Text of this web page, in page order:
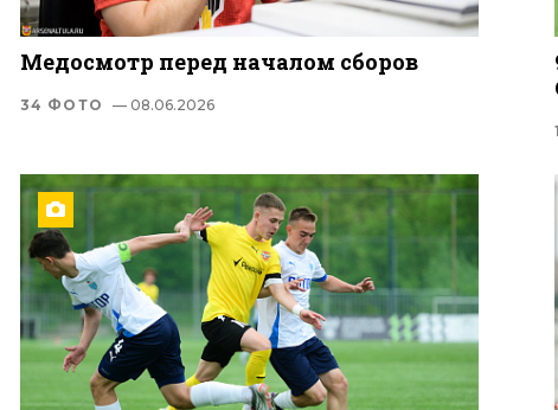
Медосмотр перед началом сборов
34 ФОТО — 08.06.2026